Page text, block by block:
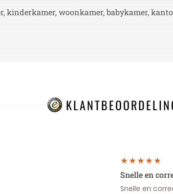
kinderkamer, woonkamer, babykamer,
Snelle en
Snelle en